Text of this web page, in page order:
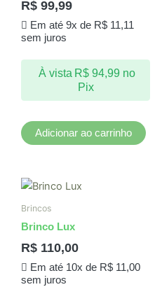
R$ 99,99
Em até 9x de R$11,11
sem juros
À vista R$ 94,99 no
Pix
Adicionar ao carrinho
Brincos
Brinco Lux
R$ 110,00
Em até 10x de R$11,00
sem juros